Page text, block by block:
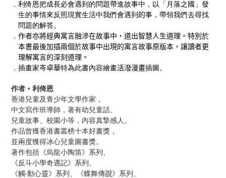
．利倚恩把成長必會遇到的問題帶進故事中，以「月落之國」發
生的事情來反照現實生活中我們會遇到 的事，帶領我們去尋找
問題的解答。
． 作者亦將經典寓言融滲在故事中，道出智慧人生道理。特別於
本書最後加插兩個於故事中出現的寓言故事原版本，讓讀者更
理解寓言的深刻道理。
．插畫家岑卓華特為此書內容繪畫活潑漫畫插圖。
作者 ‧ 利倚恩
香港兒童及青少年文學作家，
中文寫作班導師，著有幼兒童話、
兒童故事、校園小等，內容真摯感人。
作品曾獲香港書叢榜十本好書獎，
並兩度獲得冰心兒童圖書獎。
著作包括《烏龍小陶笛》系列、
《反斗小學奇遇記》系列、
《觸‧動心靈》系列、《蝶舞傳說》系列、